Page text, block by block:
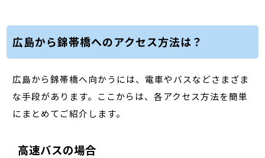
広島から錦帯橋へのアクセス方法は？
広島から錦帯橋へ向かうには、電車やバスなどさまざま
な手段があります。ここからは、各アクセス方法を簡単
にまとめてご紹介します。
高速バスの場合